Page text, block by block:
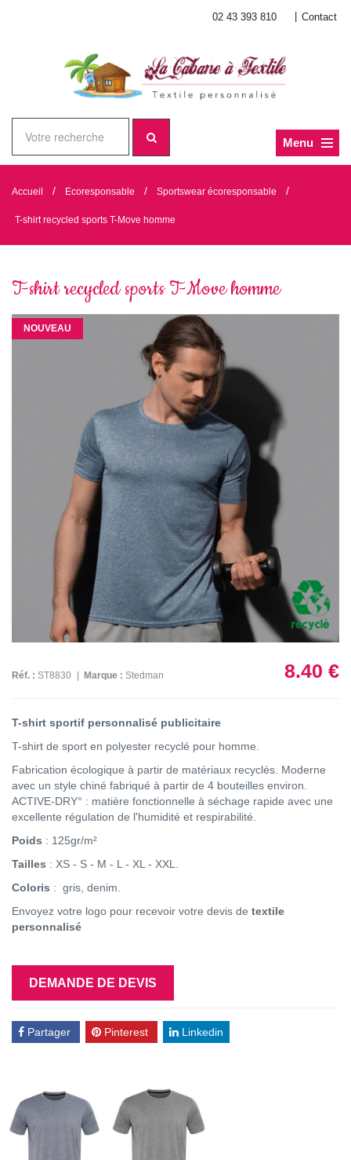
02 43 393 810 Contact
Menu
Accueil / Ecoresponsable / Sportswear écoresponsable /
T-shirt recycled sports T-Move homme
T-shirt recycled sports T-Move homme
NOUVEAU
Réf. : ST8830 Marque : Stedman 8.40 €
T-shirt sportif personnalisé publicitaire
T-shirt de sport en polyester recyclé pour homme.
Fabrication écologique à partir de matériaux recyclés. Moderne
avec un style chiné fabriqué à partir de 4 bouteilles environ.
ACTIVE-DRY° : matière fonctionnelle à séchage rapide avec une
excellente régulation de l'humidité et respirabilité.
Poids : 125gr/m²
Tailles : XS - S - M - L - XL - XXL.
Coloris : gris, denim.
Envoyez votre logo pour recevoir votre devis de textile
personnalisé
DEMANDE DE DEVIS
Partager Pinterest Linkedin